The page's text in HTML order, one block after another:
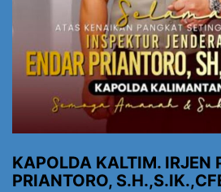
KAPOLDA KALTIM. IRJEN
PRIANTORO,